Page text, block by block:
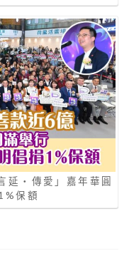
延‧傳愛」嘉年華圓
保額